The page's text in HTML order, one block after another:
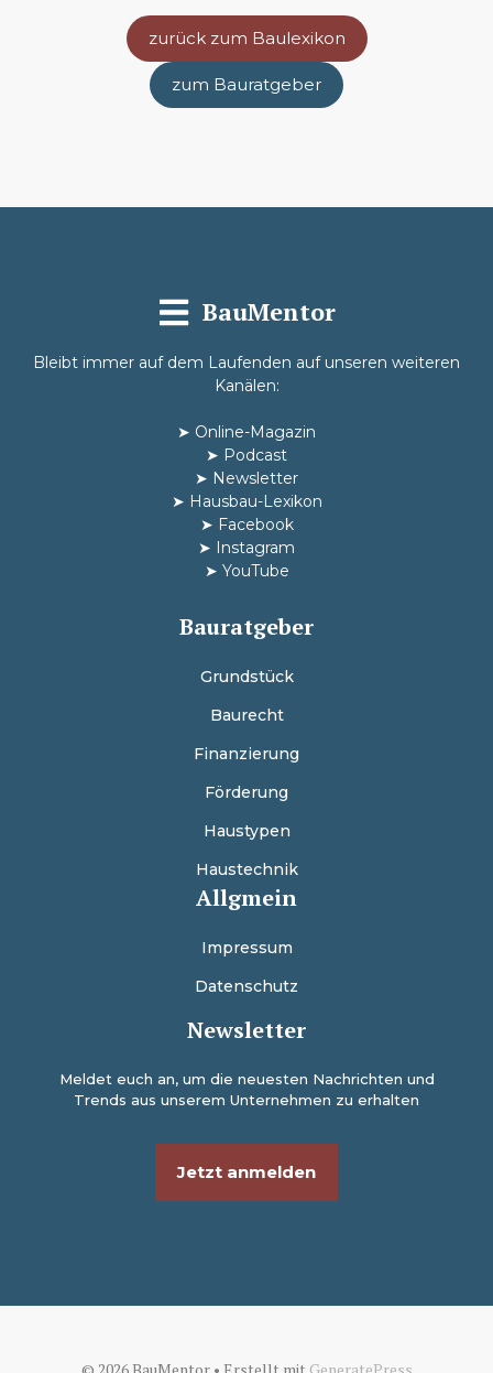
zurück zum Baulexikon
zum Bauratgeber
BauMentor
Bleibt immer auf dem Laufenden auf unseren weiteren
Kanälen:
➤ Online-Magazin
➤ Podcast
➤ Newsletter
➤ Hausbau-Lexikon
➤ Facebook
➤ Instagram
➤ YouTube
Bauratgeber
Grundstück
Baurecht
Finanzierung
Förderung
Haustypen
Haustechnik
Allgmein
Impressum
Datenschutz
Newsletter
Meldet euch an, um die neuesten Nachrichten und
Trends aus unserem Unternehmen zu erhalten
Jetzt anmelden